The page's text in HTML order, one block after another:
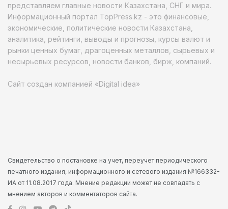
представляем главные новости Казахстана, СНГ и мира.
Информационный портал TopPress.kz - это финансовые,
экономические, политические новости Казахстана,
аналитика, рейтинги, выводы и прогнозы, курсы валют и
рынки ценных бумаг, драгоценных металлов, сырьевых и
несырьевых ресурсов, новости банков, бирж, компаний.
Сайт создан компанией «Digital idea»
Свидетельство о постановке на учет, переучет периодического
печатного издания, информационного и сетевого издания №166332-
ИА от 11.08.2017 года. Мнение редакции может не совпадать с
мнением авторов и комментаторов сайта.